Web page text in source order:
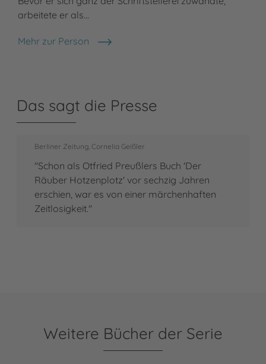
arbeitete er als…
Mehr zur Person
Otfried Preußler
Das sagt die Presse
Berliner Zeitung, Cornelia Geißler
"Schon als Otfried Preußlers Buch 'Der
Räuber Hotzenplotz' vor sechzig Jahren
erschien, war es von einer märchenhaften
Zeitlosigkeit."
Weitere Bücher der Serie